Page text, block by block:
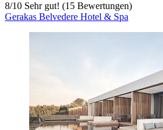
8/10 Sehr gut! (15 Bewertungen)
Gerakas Belvedere Hotel & Spa